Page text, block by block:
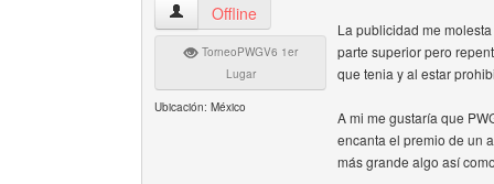
kawaiikingdom Ver perfil del usuario
Offline
TorneoPWGV6 1er
Lugar
Ubicación: México
La publicidad me
parte superior pero
que tenia y al estar
A mi me gustaría que
encanta el premio de un
más grande algo así